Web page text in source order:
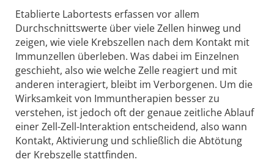
Etablierte Labortests erfassen vor allem
Durchschnittswerte über viele Zellen hinweg und
zeigen, wie viele Krebszellen nach dem Kontakt mit
Immunzellen überleben. Was dabei im Einzelnen
geschieht, also wie welche Zelle reagiert und mit
anderen interagiert, bleibt im Verborgenen. Um die
Wirksamkeit von Immuntherapien besser zu
verstehen, ist jedoch oft der genaue zeitliche Ablauf
einer Zell-Zell-Interaktion entscheidend, also wann
Kontakt, Aktivierung und schließlich die Abtötung
der Krebszelle stattfinden.